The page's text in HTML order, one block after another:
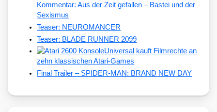
Kommentar: Aus der Zeit gefallen – Bastei und der
Sexismus
Teaser: NEUROMANCER
Teaser: BLADE RUNNER 2099
Universal kauft Filmrechte an
zehn klassischen Atari-Games
Final Trailer – SPIDER-MAN: BRAND NEW DAY